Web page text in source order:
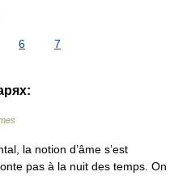
6 7
la notion d’âme s’est
pas à la nuit des temps. On